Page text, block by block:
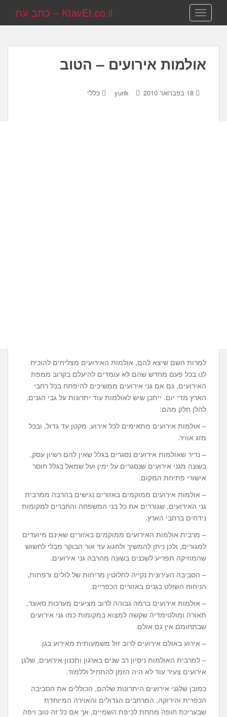
TOGGLE NAVIGATION KtavEt.co.il – כתב עת
אולמות אירועים – הטוב
18 בפברואר 2010 yurik כללי
למרות השם שיצא להם, אולמות האירועים מצליחים להוכיח
לנו בכל פעם מחדש שהם לא עומדים להיעלם בקרוב ממפת
האירועים, גם אם גני אירועים ממשיכים להיפתח בכל רחבי
הארץ מדי יום. ייתכן שיש לאולמות עוד יתרונות על גבי הגנים,
להלן חלק מהם:
– אולמות אירועים מתאימים לכל אירוע, מקטן עד גדול, ובכל
מזג אוויר.
– נדיר שאולמות אירועים נסגרים בגלל שאין להם רשיון עסק,
בשונה מגני אירועים שנסגרים על ימין ועל שמאל בגלל חוסר
אישורי פתיחת המקום.
– אולמות אירועים ממוקמים באזורים נגישים בהרבה ממרבית
גני האירועים, שגוררים את כל בני המשפחה והחברים למקומות
נידחים ברחבי הארץ.
– מרבית אולמות האירועים ממוקמים באזורים שאינם מיועדים
למגורים, ולכן ניתן להמשיך ולחגוג עד אור הבוקר מבלי לחשוש
שהמוזיקה תפריע לשכנים בשונה מהרבה גני אירועים.
– הסביבה העירונית נקייה לחלוטין מריחות של לולים ורפתות,
הניחוח השולט בגנים באזורים הכפריים.
– אולמות אירועים ברמה גבוהה לרוב מציעים מערכות סאונד,
תאורה ומולטימדיה שקשה למצוא במקומות כמו גני אירועים
שבתחומם אין גם אולם.
– אירוע באולם אירועים לרוב זול משמעותית מאירוע בגן.
– למרבית האולמות ניסיון רב שנים בארגון ותכנון אירועים, שלגן
אירועים צעיר עוד לא היה הזמן להתחיל וללמוד.
כמובן שלגני אירועים היתרונות שלהם, הכוללים את הסביבה
הכפרית והירוקה, המרחבים הגדולים והאוירה המיוחדת
שבעריכת חופה מתחת לכיפת השמיים, אך אם כל זה טוב ויפה